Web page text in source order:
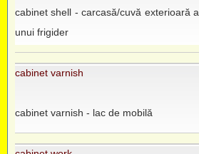
cabinet shell - carcasă/cuvă exterioară a
unui frigider
cabinet varnish
cabinet varnish - lac de mobilă